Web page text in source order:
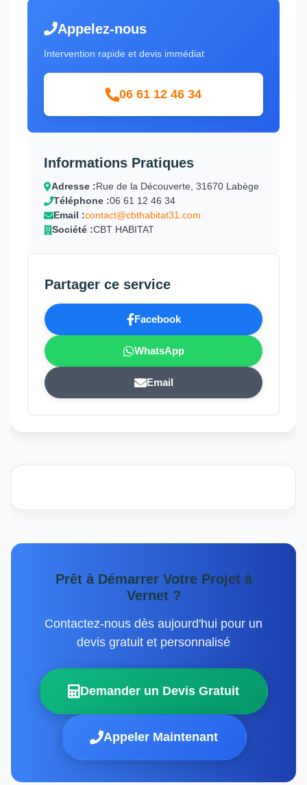
Appelez-nous
Intervention rapide et devis immédiat
06 61 12 46 34
Informations Pratiques
Adresse :Rue de la Découverte, 31670 Labège
Téléphone :06 61 12 46 34
Email :contact@cbthabitat31.com
Société :CBT HABITAT
Partager ce service
Facebook
WhatsApp
Email
Prêt à Démarrer Votre Projet à
Vernet ?
Contactez-nous dès aujourd'hui pour un
devis gratuit et personnalisé
Demander un Devis Gratuit
Appeler Maintenant